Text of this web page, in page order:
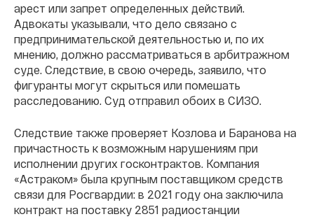
арест или запрет определенных действий.
Адвокаты указывали, что дело связано с
предпринимательской деятельностью и, по их
мнению, должно рассматриваться в арбитражном
суде. Следствие, в свою очередь, заявило, что
фигуранты могут скрыться или помешать
расследованию. Суд отправил обоих в СИЗО.
Следствие также проверяет Козлова и Баранова на
причастность к возможным нарушениям при
исполнении других госконтрактов. Компания
«Астраком» была крупным поставщиком средств
связи для Росгвардии: в 2021 году она заключила
контракт на поставку 2851 радиостанции